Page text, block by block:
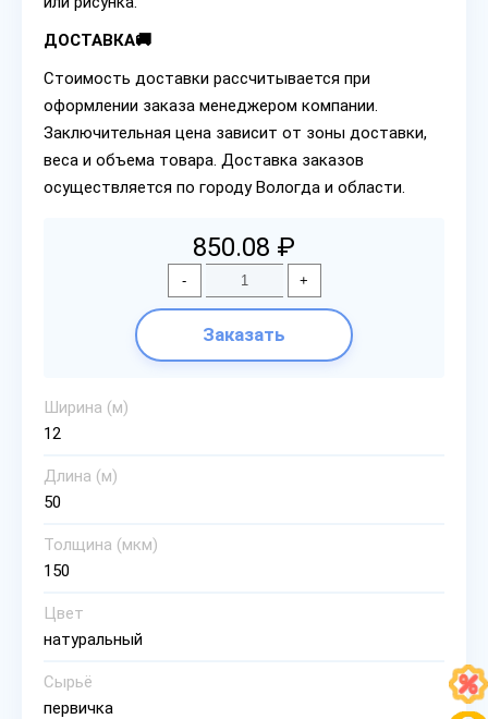
ДОСТАВКА🚚
Стоимость доставки рассчитывается при
оформлении заказа менеджером компании.
Заключительная цена зависит от зоны доставки,
веса и объема товара. Доставка заказов
осуществляется по городу Вологда и области.
850.08 ₽
- +
Заказать
Ширина (м)
12
Длина (м)
50
Толщина (мкм)
150
Цвет
натуральный
Сырьё
первичка